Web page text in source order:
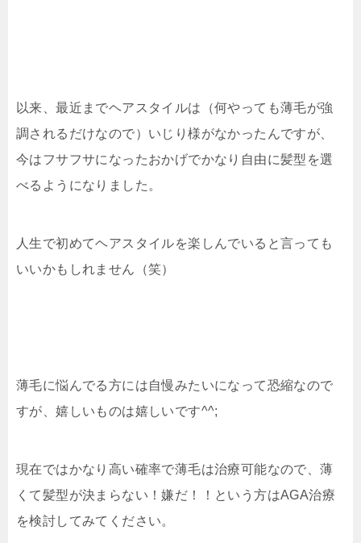
以来、最近までヘアスタイルは（何やっても薄毛が強
調されるだけなので）いじり様がなかったんですが、
今はフサフサになったおかげでかなり自由に髪型を選
べるようになりました。
人生で初めてヘアスタイルを楽しんでいると言っても
いいかもしれません（笑）
薄毛に悩んでる方には自慢みたいになって恐縮なので
すが、嬉しいものは嬉しいです^^;
現在ではかなり高い確率で薄毛は治療可能なので、薄
くて髪型が決まらない！嫌だ！！という方はAGA治療
を検討してみてください。